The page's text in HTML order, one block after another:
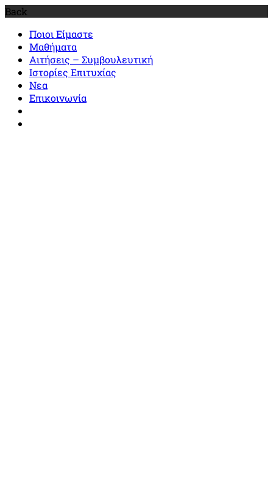
Back
Ποιοι Είμαστε
Μαθήματα
Αιτήσεις – Συμβουλευτική
Ιστορίες Επιτυχίας
Νεα
Επικοινωνία